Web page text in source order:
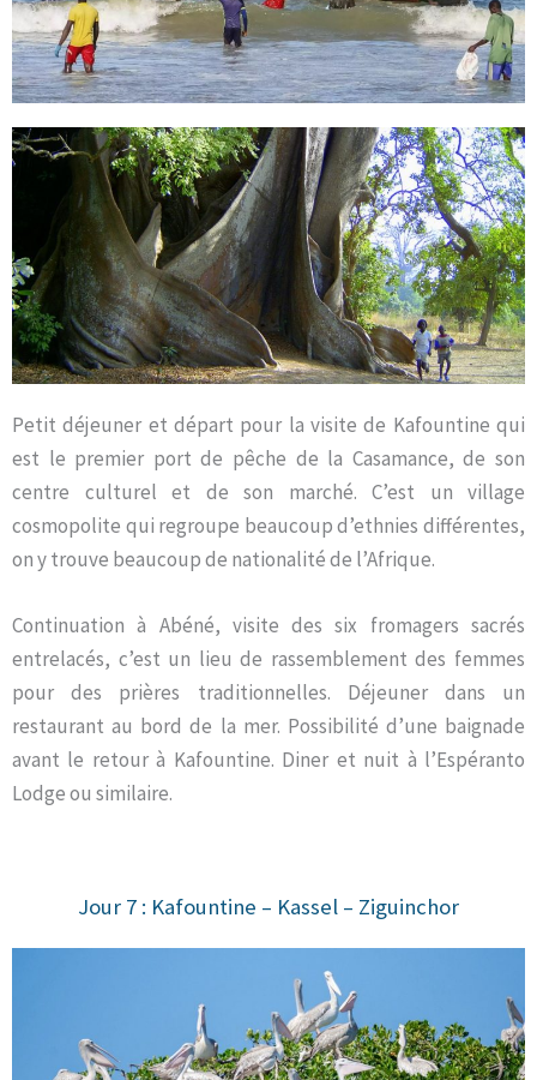
Petit déjeuner et départ pour la visite de Kafountine qui
est le premier port de pêche de la Casamance, de son
centre culturel et de son marché. C’est un village
cosmopolite qui regroupe beaucoup d’ethnies différentes,
on y trouve beaucoup de nationalité de l’Afrique.
Continuation à Abéné, visite des six fromagers sacrés
entrelacés, c’est un lieu de rassemblement des femmes
pour des prières traditionnelles. Déjeuner dans un
restaurant au bord de la mer. Possibilité d’une baignade
avant le retour à Kafountine. Diner et nuit à l’Espéranto
Lodge ou similaire.
Jour 7 : Kafountine – Kassel – Ziguinchor